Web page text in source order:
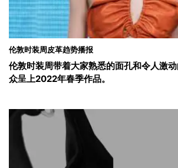
伦敦时装周皮革趋势播报
伦敦时装周带着大家熟悉的面孔和令人激
众呈上2022年春季作品。